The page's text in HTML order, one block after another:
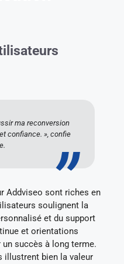
ma reconversion
confiance. », confie
Addviseo sont riches en
soulignent la
et du support
et orientations
un succès à long terme.
illustrent bien la valeur